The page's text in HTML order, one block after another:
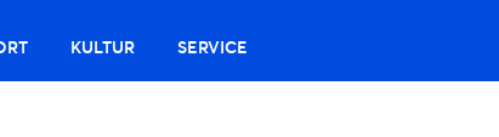
KULTUR SERVICE